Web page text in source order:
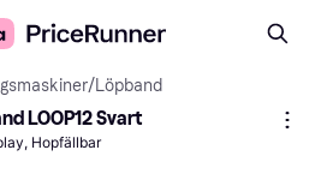
/Löpband
LOOP12 Svart
Hopfällbar